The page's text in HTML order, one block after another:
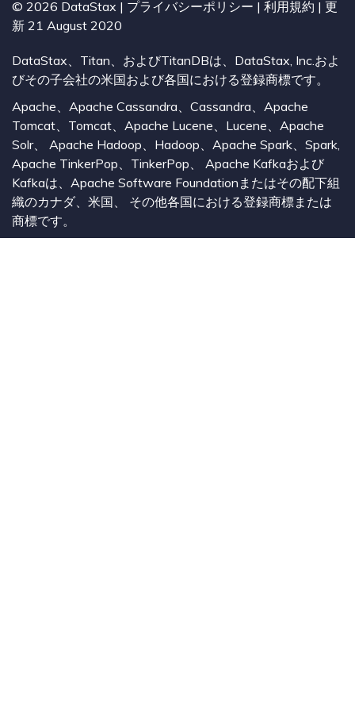
© 2026 DataStax | プライバシーポリシー | 利用規約 | 更
新 21 August 2020
DataStax、Titan、およびTitanDBは、DataStax, Inc.およ
びその子会社の米国および各国における登録商標です。
Apache、Apache Cassandra、Cassandra、Apache
Tomcat、Tomcat、Apache Lucene、Lucene、Apache
Solr、 Apache Hadoop、Hadoop、Apache Spark、Spark,
Apache TinkerPop、TinkerPop、 Apache Kafkaおよび
Kafkaは、Apache Software Foundationまたはその配下組
織のカナダ、米国、 その他各国における登録商標または
商標です。